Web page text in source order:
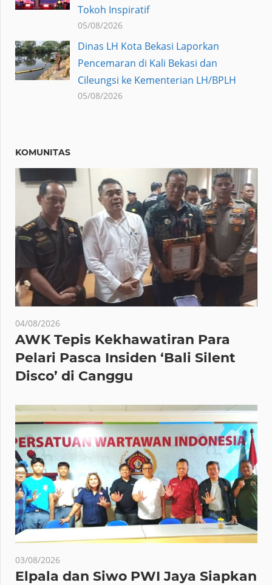
Tokoh Inspiratif
05/08/2026
Dinas LH Kota Bekasi Laporkan
Pencemaran di Kali Bekasi dan
Cileungsi ke Kementerian LH/BPLH
05/08/2026
KOMUNITAS
04/08/2026
AWK Tepis Kekhawatiran Para
Pelari Pasca Insiden ‘Bali Silent
Disco’ di Canggu
03/08/2026
Elpala dan Siwo PWI Jaya Siapkan